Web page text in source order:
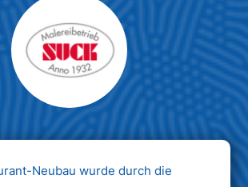
Neubau wurde durch die